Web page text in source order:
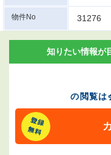
物件No 31276
知りたい情報が
の閲覧は